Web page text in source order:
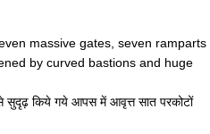
massive gates, seven ramparts
by curved bastions and huge
सुदृढ़ किये गये आपस में आवृत्त सात परकोटों